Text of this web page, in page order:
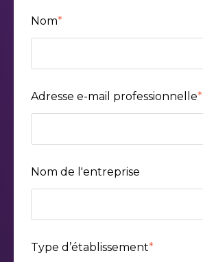
Nom*
Adresse e-mail professionnelle*
Nom de l'entreprise
Type d’établissement*